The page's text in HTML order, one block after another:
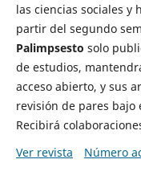
las ciencias sociales y
partir del segundo
Palimpsesto solo
de estudios,
acceso abierto, y sus
revisión de pares bajo
Recibirá
Ver revista
Número